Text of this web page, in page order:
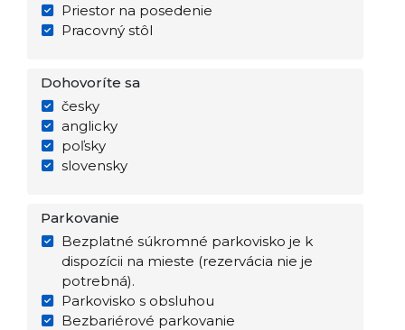
Priestor na posedenie
Pracovný stôl
Dohovoríte sa
česky
anglicky
poľsky
slovensky
Parkovanie
Bezplatné súkromné parkovisko je k
dispozícii na mieste (rezervácia nie je
potrebná).
Parkovisko s obsluhou
Bezbariérové parkovanie